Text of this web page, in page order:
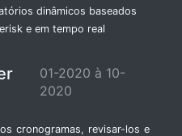
dinâmicos baseados
e em tempo real
01-2020 à 10-
2020
cronogramas, revisar-los e